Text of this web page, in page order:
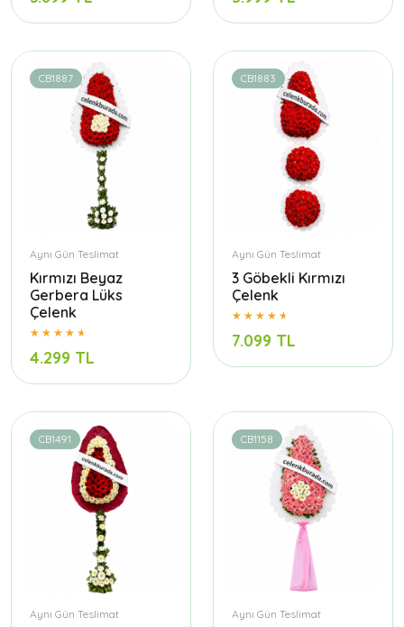
CB1887
Aynı Gün Teslimat
Kırmızı Beyaz
Gerbera Lüks
Çelenk
4.299 TL
CB1883
Aynı Gün Teslimat
3 Göbekli Kırmızı
Çelenk
7.099 TL
CB1491
Aynı Gün Teslimat
CB1158
Aynı Gün Teslimat